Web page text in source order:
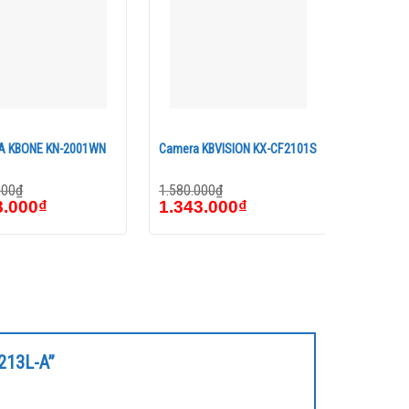
KBONE KN-2001WN
₫
₫
Camera KBVISION KX-CF2101S
1.580.000₫
1.343.000₫
A”